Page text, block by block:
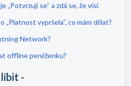
„Potvrzuji se“ a zdá se, že visí.
„Platnost vypršela“, co mám dělat?
Network?
offline peněženku?
-